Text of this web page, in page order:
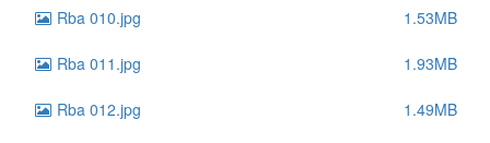
Rba 010.jpg 1.53MB
Rba 011.jpg 1.93MB
Rba 012.jpg 1.49MB